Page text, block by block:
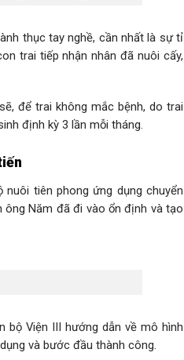
thục tay nghề, cần nhất là sự tỉ
trai tiếp nhận nhân đã nuôi cấy,
để trai không mắc bệnh, do trai
định kỳ 3 lần mỗi tháng.
nuôi tiên phong ứng dụng chuyển
ông Năm đã đi vào ổn định và tạo
bộ Viện III hướng dẫn về mô hình
và bước đầu thành công.